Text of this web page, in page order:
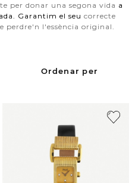
per donar una segona vida a
Garantim el seu correcte
perdre'n l'essència original.
Ordenar per